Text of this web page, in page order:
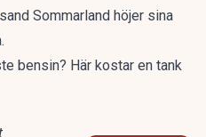
Sommarland höjer sina
bensin? Här kostar en tank